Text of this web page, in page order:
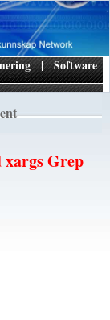
| Software
xargs Grep